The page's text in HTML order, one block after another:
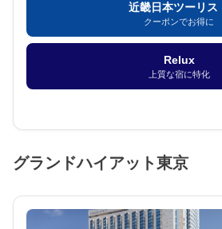
近畿日本ツーリス
クーポンでお得に
Relux
上質な宿に特化
グランドハイアット東京